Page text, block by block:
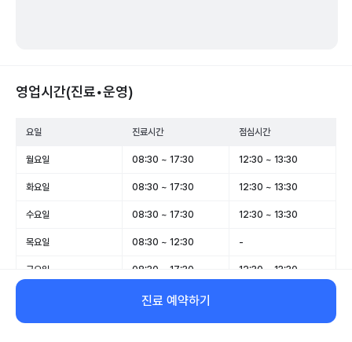
영업시간(진료•운영)
요일 진료시간 점심시간
월요일 08:30 ~ 17:30 12:30 ~ 13:30
화요일 08:30 ~ 17:30 12:30 ~ 13:30
수요일 08:30 ~ 17:30 12:30 ~ 13:30
목요일 08:30 ~ 12:30 -
금요일 08:30 ~ 17:30 12:30 ~ 13:30
08:30 ~ 13:30
일요일 휴무 -
진료 예약하기